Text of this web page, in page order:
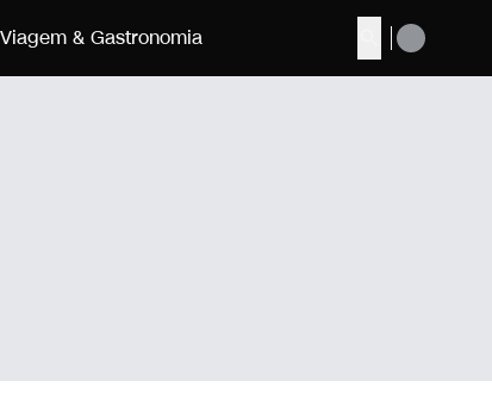
Buscar
Viagem & Gastronomia